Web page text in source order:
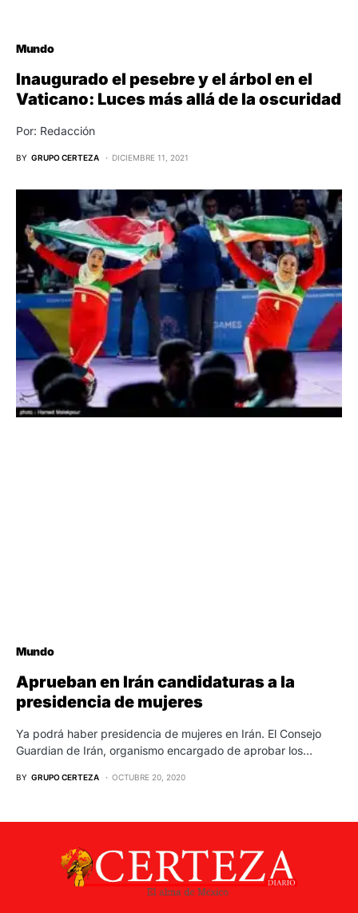
Mundo
Inaugurado el pesebre y el árbol en el
Vaticano: Luces más allá de la oscuridad
Por: Redacción
BY GRUPO CERTEZA DICIEMBRE 11, 2021
Mundo
Aprueban en Irán candidaturas a la
presidencia de mujeres
Ya podrá haber presidencia de mujeres en Irán. El Consejo
Guardian de Irán, organismo encargado de aprobar los…
BY GRUPO CERTEZA OCTUBRE 20, 2020